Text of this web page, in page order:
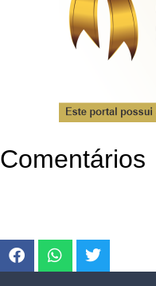
Comentários